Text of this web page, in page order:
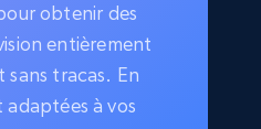
obtenir des
entièrement
sans tracas. En
adaptées à vos